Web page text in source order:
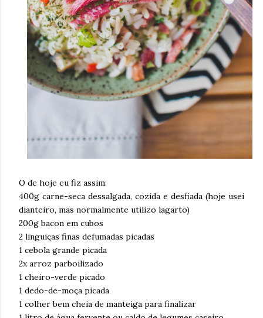
O de hoje eu fiz assim:
400g carne-seca dessalgada, cozida e desfiada (hoje usei
dianteiro, mas normalmente utilizo lagarto)
200g bacon em cubos
2 linguiças finas defumadas picadas
1 cebola grande picada
2x arroz parboilizado
1 cheiro-verde picado
1 dedo-de-moça picada
1 colher bem cheia de manteiga para finalizar